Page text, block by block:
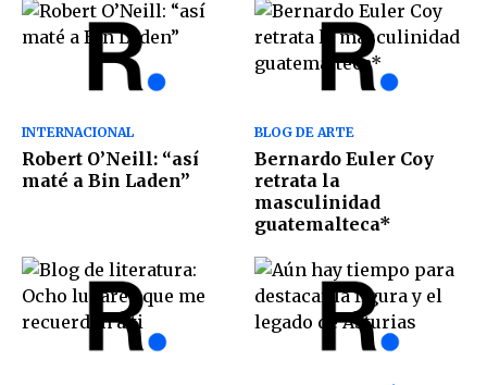
INTERNACIONAL
Robert O’Neill: “así
maté a Bin Laden”
BLOG DE ARTE
Bernardo Euler Coy
retrata la
masculinidad
guatemalteca*